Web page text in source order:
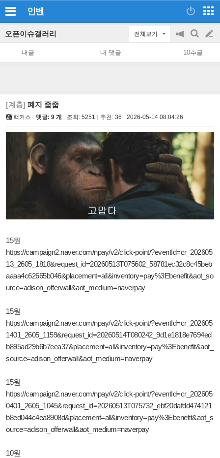
인벤
오픈이슈갤러리 전체보기
공
지
on/off
검
색
글
쓰
내글 내 댓글 10추글
[계층] 폐지 줍줍
핵커스 댓글: 9 개 조회: 5251 추천: 36 2026-05-14 08:04:26
15원
https://campaign2.naver.com/npay/v2/click-point/?eventId=cr_202605
13_2605_1818&request_id=20260513T075602_58781ec32c8c45beb
aaaa4c62665b046&placement=all&inventory=pay%3Ebenefit&aot_so
urce=adison_offerwall&aot_medium=naverpay
15원
https://campaign2.naver.com/npay/v2/click-point/?eventId=cr_202605
1401_2605_1159&request_id=20260514T080242_9d1e1818e7694ed
b895ad29b6b7eea37&placement=all&inventory=pay%3Ebenefit&aot_
source=adison_offerwall&aot_medium=naverpay
15원
https://campaign2.naver.com/npay/v2/click-point/?eventId=cr_202605
0401_2605_1045&request_id=20260513T075732_ebf20dafdd474121
b8ed044c4ea8908d&placement=all&inventory=pay%3Ebenefit&aot_s
ource=adison_offerwall&aot_medium=naverpay
10원